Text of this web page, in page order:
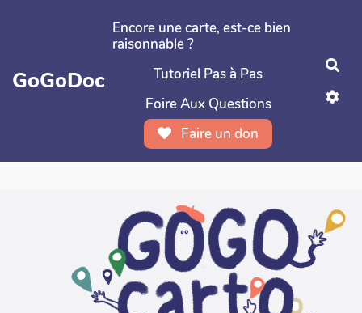
Aller au contenu principal
GoGoDoc
Encore une carte, est-ce bien
raisonnable ?
Tutoriel Pas à Pas
Foire Aux Questions
Faire un don